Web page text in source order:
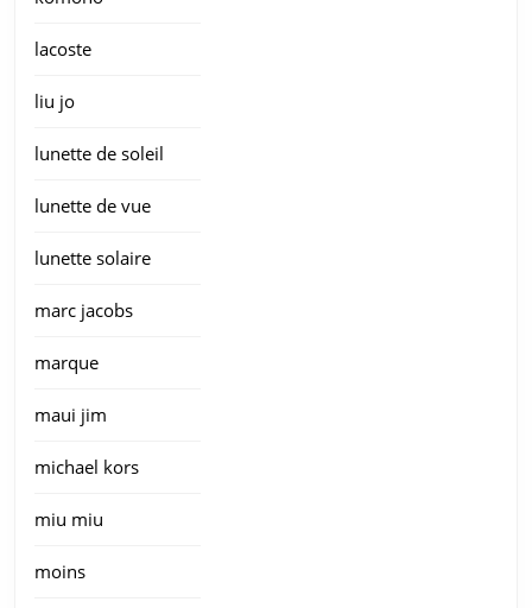
lacoste
liu jo
lunette de soleil
lunette de vue
lunette solaire
marc jacobs
marque
maui jim
michael kors
miu miu
moins